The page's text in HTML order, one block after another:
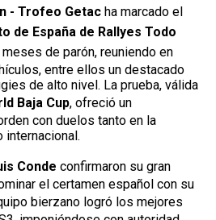
- Trofeo Getac ha marcado el
de España de Rallyes Todo
de parón, reuniendo en
entre ellos un destacado
de alto nivel. La prueba, válida
Baja Cup, ofreció un
con duelos tanto en la
internacional.
Conde confirmaron su gran
el certamen español con su
bierzano logró los mejores